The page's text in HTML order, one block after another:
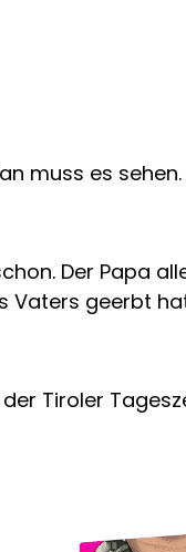
muss es
Der Papa
Vaters geerbt
Tiroler